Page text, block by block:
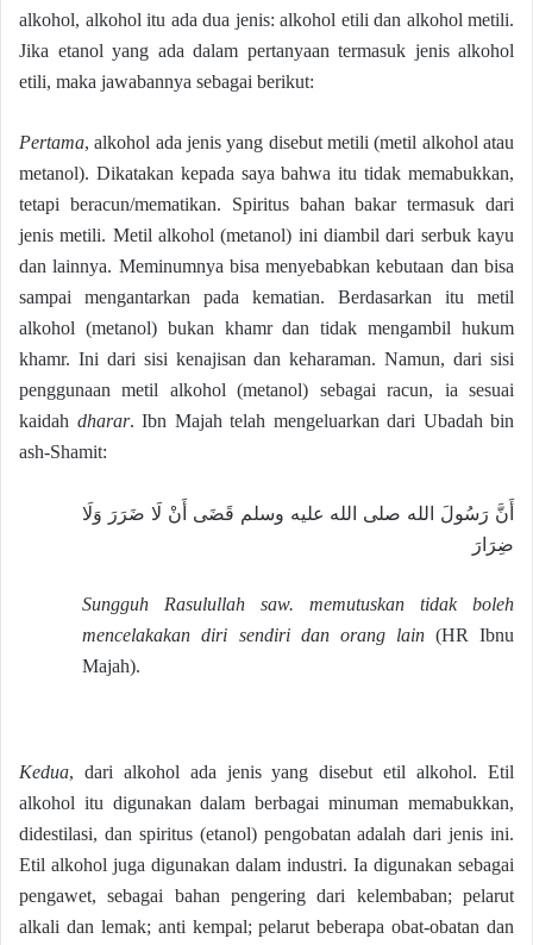
alkohol, alkohol itu ada dua jenis: alkohol etili dan alkohol metili.
Jika etanol yang ada dalam pertanyaan termasuk jenis alkohol
etili, maka jawabannya sebagai berikut:
Pertama, alkohol ada jenis yang disebut metili (metil alkohol atau
metanol). Dikatakan kepada saya bahwa itu tidak memabukkan,
tetapi beracun/mematikan. Spiritus bahan bakar termasuk dari
jenis metili. Metil alkohol (metanol) ini diambil dari serbuk kayu
dan lainnya. Meminumnya bisa menyebabkan kebutaan dan bisa
sampai mengantarkan pada kematian. Berdasarkan itu metil
alkohol (metanol) bukan khamr dan tidak mengambil hukum
khamr. Ini dari sisi kenajisan dan keharaman. Namun, dari sisi
penggunaan metil alkohol (metanol) sebagai racun, ia sesuai
kaidah dharar. Ibn Majah telah mengeluarkan dari Ubadah bin
ash-Shamit:
أَنَّ رَسُولَ الله صلى الله عليه وسلم قَضَى أَنْ لَا ضَرَرَ وَلَا
ضِرَارَ
Sungguh Rasulullah saw. memutuskan tidak boleh
mencelakakan diri sendiri dan orang lain (HR Ibnu
Majah).
Kedua, dari alkohol ada jenis yang disebut etil alkohol. Etil
alkohol itu digunakan dalam berbagai minuman memabukkan,
didestilasi, dan spiritus (etanol) pengobatan adalah dari jenis ini.
Etil alkohol juga digunakan dalam industri. Ia digunakan sebagai
pengawet, sebagai bahan pengering dari kelembaban; pelarut
alkali dan lemak; anti kempal; pelarut beberapa obat-obatan dan